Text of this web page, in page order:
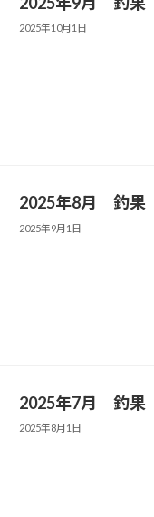
2025年10月1日
2025年8月 釣果
2025年9月1日
2025年7月 釣果
2025年8月1日